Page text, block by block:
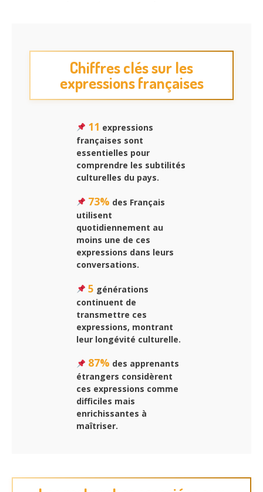
Chiffres clés sur les
expressions françaises
11 expressions
françaises sont
essentielles pour
comprendre les subtilités
culturelles du pays.
73% des Français
utilisent
quotidiennement au
moins une de ces
expressions dans leurs
conversations.
5 générations
continuent de
transmettre ces
expressions, montrant
leur longévité culturelle.
87% des apprenants
étrangers considèrent
ces expressions comme
difficiles mais
enrichissantes à
maîtriser.